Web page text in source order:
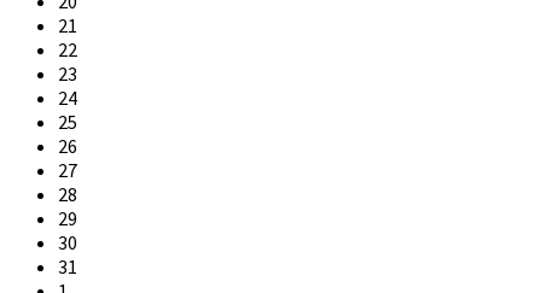
21
22
23
24
25
26
27
28
29
30
31